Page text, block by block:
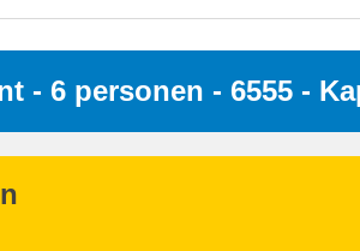
- 6 personen - 6555 -